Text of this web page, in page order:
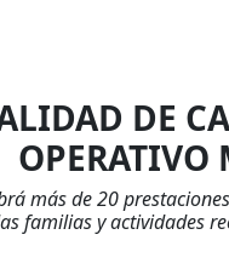
DE
OPERATIVO
más de 20
familias y actividades